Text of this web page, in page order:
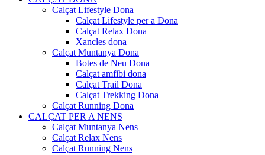
Calçat Lifestyle Dona
Calçat Lifestyle per a Dona
Calçat Relax Dona
Xancles dona
Calçat Muntanya Dona
Botes de Neu Dona
Calçat amfibi dona
Calçat Trail Dona
Calçat Trekking Dona
Calçat Running Dona
CALÇAT PER A NENS
Calçat Muntanya Nens
Calçat Relax Nens
Calçat Running Nens